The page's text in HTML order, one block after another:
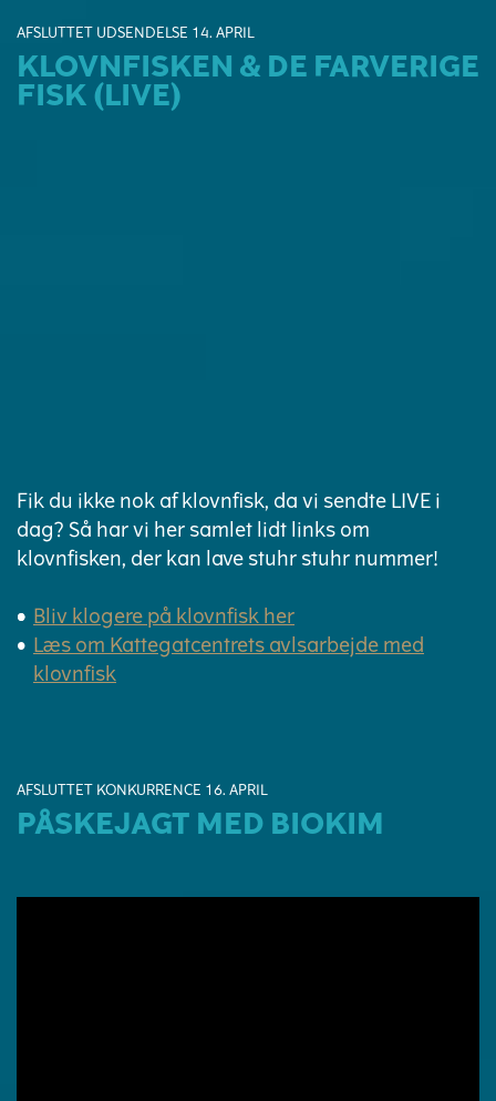
AFSLUTTET UDSENDELSE 14. APRIL
KLOVNFISKEN & DE FARVERIGE
FISK (LIVE)
Fik du ikke nok af klovnfisk, da vi sendte LIVE i
dag? Så har vi her samlet lidt links om
klovnfisken, der kan lave stuhr stuhr nummer!
Bliv klogere på klovnfisk her
Læs om Kattegatcentrets avlsarbejde med
klovnfisk
AFSLUTTET KONKURRENCE 16. APRIL
PÅSKEJAGT MED BIOKIM